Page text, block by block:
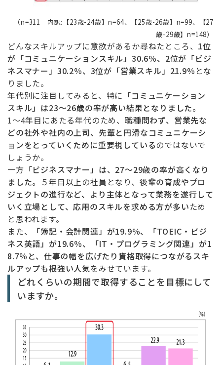
（n=311 内訳:【23歳-24歳】n=64、【25歳-26歳】n=99、【27
歳-29歳】n=148）
どんなスキルアップに意欲があるか尋ねたところ、 1位
が「コミュニケーションスキル」30.6％、2位が「ビジ
ネスマナー」30.2％、3位が「営業スキル」21.9％ とな
りました。
年代別に注目してみると、特に 「コミュニケーション
スキル」は23〜26歳の率が高い結果となりました。
1〜4年目にあたる年代のため、職種問わず、営業先な
どの社外や社内の上司、先輩と円滑なコミュニケーシ
ョンをとっていくために重要視しているのではないで
しょうか。
一方 「ビジネスマナー」は、27〜29歳の率が高くなり
ました。
５年目以上の社員となり、 後輩の育成やプロ
ジェクトの進行など、より主体となって業務を遂行して
いく立場として、応用のスキルを求める方が多いため
と思われます。
また、
「簿記・会計関連」が19.9％、「TOEIC・ビジ
ネス英語」が19.6％、「IT・プログラミング関連」が1
8.7％と、仕事の幅を広げたり資格取得につながるスキ
ルアップも根強い人気をみせています。
どれくらいの期間で取得することを目標にして
いますか。